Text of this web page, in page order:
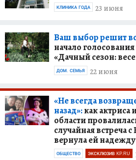
23 июня
КЛИНИКА ГОДА
Ваш выбор решит
начало
«Дачный сезон:
22 июня
ДОМ. СЕМЬЯ
«Не всегда
назад»:как актриса
области
случайная встреча
вернула ей надежду
ОБЩЕСТВО ЭКСКЛЮЗИВ KP.RU